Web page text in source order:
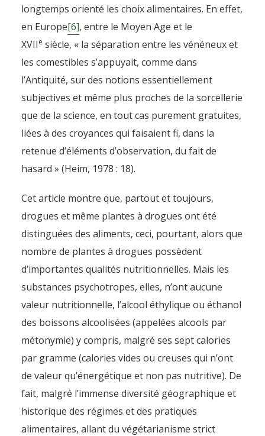
longtemps orienté les choix alimentaires. En effet,
en Europe[6], entre le Moyen Age et le
XVIIe siècle, « la séparation entre les vénéneux et
les comestibles s’appuyait, comme dans
l’Antiquité, sur des notions essentiellement
subjectives et même plus proches de la sorcellerie
que de la science, en tout cas purement gratuites,
liées à des croyances qui faisaient fi, dans la
retenue d’éléments d’observation, du fait de
hasard » (Heim, 1978 : 18).
Cet article montre que, partout et toujours,
drogues et même plantes à drogues ont été
distinguées des aliments, ceci, pourtant, alors que
nombre de plantes à drogues possèdent
d’importantes qualités nutritionnelles. Mais les
substances psychotropes, elles, n’ont aucune
valeur nutritionnelle, l’alcool éthylique ou éthanol
des boissons alcoolisées (appelées alcools par
métonymie) y compris, malgré ses sept calories
par gramme (calories vides ou creuses qui n’ont
de valeur qu’énergétique et non pas nutritive). De
fait, malgré l’immense diversité géographique et
historique des régimes et des pratiques
alimentaires, allant du végétarianisme strict